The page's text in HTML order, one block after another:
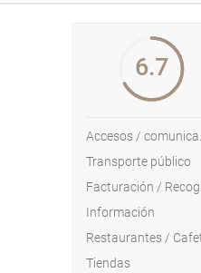
6.7
Transporte público
Información
Tiendas